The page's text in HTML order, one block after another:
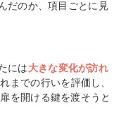
だのか、項目ごとに見
には大きな変化が訪れ
までの行いを評価し、
を開ける鍵を渡そうと